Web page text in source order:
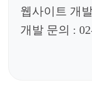
웹사이트 개
개발 문의 :